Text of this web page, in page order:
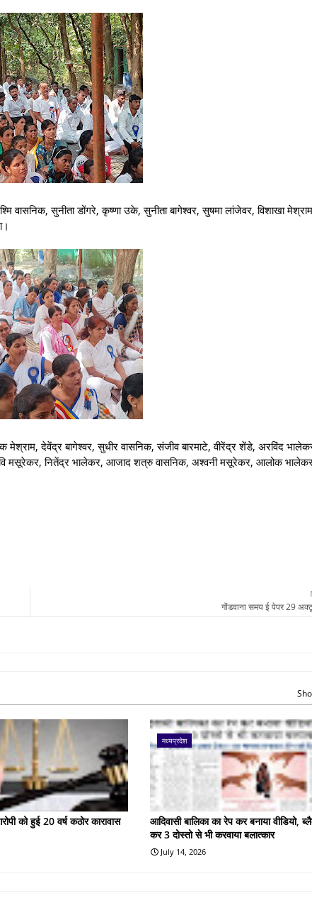
सुनीता डोंगरे, कृष्णा उके, सुनीता बागेश्वर, सुषमा लांजेवर, विशाखा
मेश्राम, देवेंद्र बागेश्वर, सुधीर वासनिक, संजीव बारमाटे, वीरेंद्र शेंडे, अरविंद
मसूरेकर, नितेंद्र भालेकर, आजाद शत्रु वासनिक, अश्वनी मसूरेकर, आलोक
गोंडवाना समय ई पेपर 29
को हुई 20 वर्ष कठोर कारावास
मध्यप्रदेश
आदिवासी बालिका का रेप कर बनाया वीडियो,
कर 3 दोस्तो से भी करवाया बलात्कार
July 14, 2026